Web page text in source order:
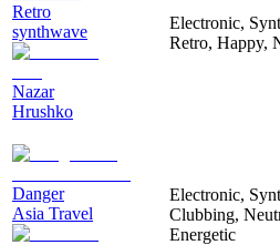
Retro
synthwave
Nazar
Hrushko
Electronic,
Retro, Happy,
Danger
Asia Travel
Electronic,
Clubbing,
Energetic